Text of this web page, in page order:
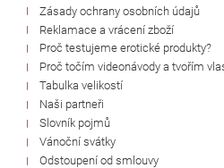
Zásady ochrany osobních údajů
Reklamace a vrácení zboží
Proč testujeme erotické produkty?
Proč točím videonávody a tvořím
Tabulka velikostí
Naši partneři
Slovník pojmů
Vánoční svátky
Odstoupení od smlouvy